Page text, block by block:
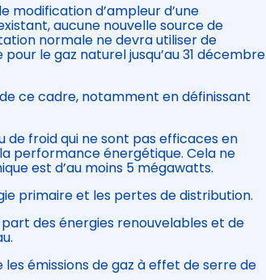
modification d’ampleur d’une
aucune nouvelle source de
normale ne devra utiliser de
le gaz naturel jusqu’au 31 décembre
ce cadre, notamment en définissant
de froid qui ne sont pas efficaces en
performance énergétique. Cela ne
est d’au moins 5 mégawatts.
primaire et les pertes de distribution.
des énergies renouvelables et de
émissions de gaz à effet de serre de